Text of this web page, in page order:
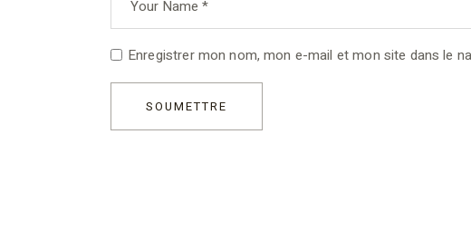
Enregistrer mon nom, mon e-mail et mon site dans le
SOUMETTRE